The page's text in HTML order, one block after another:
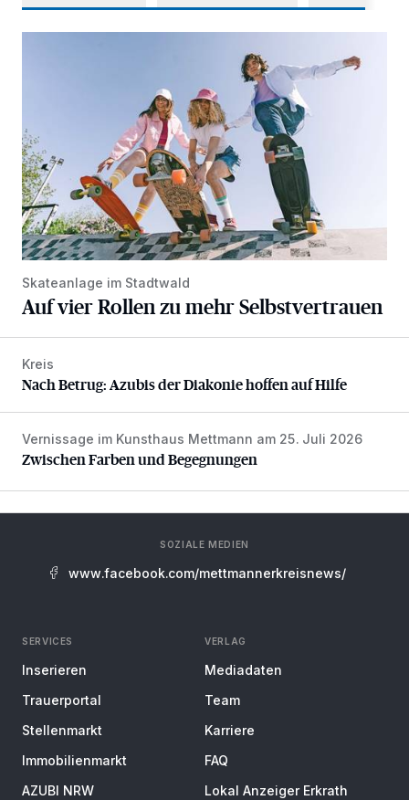
Skateanlage im Stadtwald
Auf vier Rollen zu mehr Selbstvertrauen
Nach Betrug: Azubis der Diakonie hoffen auf Hilfe
Kreis
Nach Betrug: Azubis der Diakonie hoffen auf Hilfe
Zwischen Farben und Begegnungen
Vernissage im Kunsthaus Mettmann am 25. Juli 2026
Zwischen Farben und Begegnungen
SOZIALE MEDIEN
www.facebook.com/mettmannerkreisnews/
SERVICES
Inserieren
Trauerportal
Stellenmarkt
Immobilienmarkt
AZUBI NRW
VERLAG
Mediadaten
Team
Karriere
FAQ
Lokal Anzeiger Erkrath